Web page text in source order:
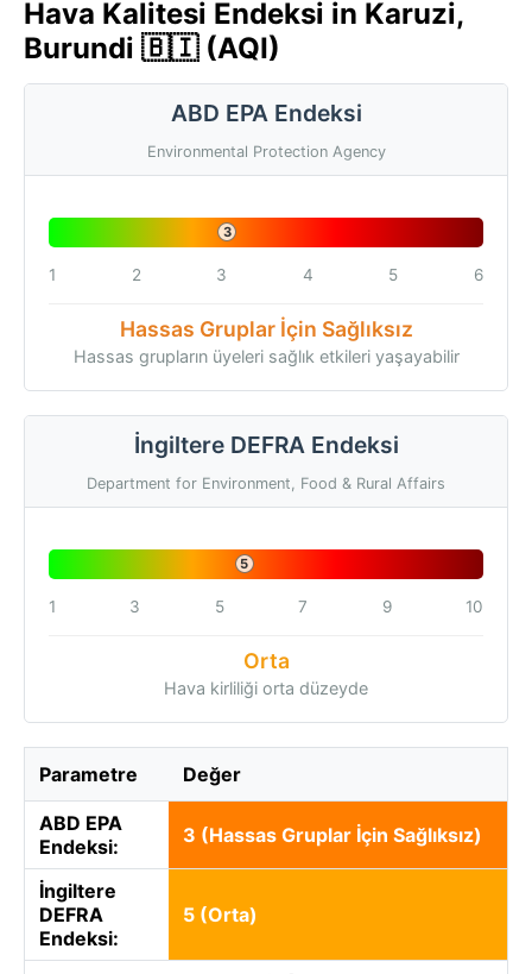
Hava Kalitesi Endeksi in Karuzi,
Burundi 🇧🇮 (AQI)
ABD EPA Endeksi
Environmental Protection Agency
3
1 2 3 4 5 6
Hassas Gruplar İçin Sağlıksız
Hassas grupların üyeleri sağlık etkileri yaşayabilir
İngiltere DEFRA Endeksi
Department for Environment, Food & Rural Affairs
5
1 3 5 7 9 10
Orta
Hava kirliliği orta düzeyde
Parametre Değer
ABD EPA
Endeksi:
3 (Hassas Gruplar İçin Sağlıksız)
İngiltere
DEFRA
Endeksi:
5 (Orta)